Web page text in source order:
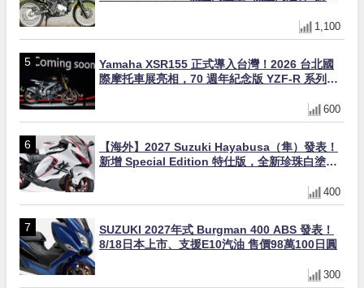
1,100
Yamaha XSR155 正式導入台灣！2026 台北國
際摩托車展亮相，70 週年紀念版 YZF-R 系列限
600
【海外】2027 Suzuki Hayabusa（隼）發表！
新增 Special Edition 特仕版，全新珍珠白塗裝
400
SUZUKI 2027年式 Burgman 400 ABS 發表！
8/18日本上市、支援E10汽油 售價98萬100日圓
300